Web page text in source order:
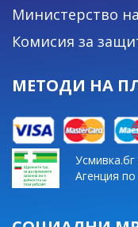
Министерство
Комисия за
МЕТОДИ НА
Агенция